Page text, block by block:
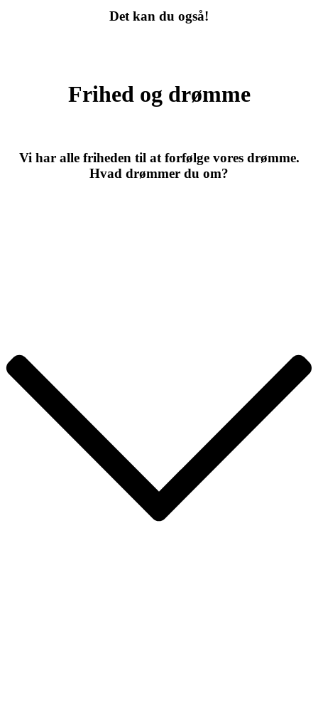
Det kan du også!
Frihed og drømme
Vi har alle friheden til at forfølge vores drømme.
Hvad drømmer du om?